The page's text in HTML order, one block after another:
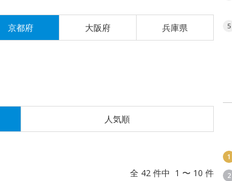
京都府 大阪府 兵庫県
人気順
全 42 件中 1 〜 10 件
5
1
2